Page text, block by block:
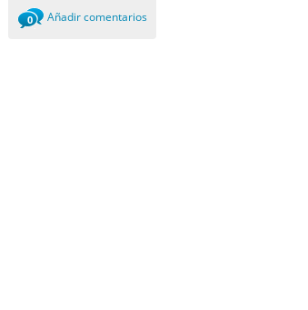
0 Añadir comentarios